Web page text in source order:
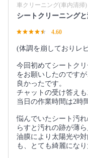
車クリーニング(車内清掃)
シートクリーニングと
4.60
(体調を崩しておりレ
今回初めてシートク
をお願いしたのです
良かったです。
チャットの受け答えも
当日の作業時間は2時
悩んでいたシート汚
らすと汚れの跡が薄
油膜により太陽光や
も、とても綺麗にな